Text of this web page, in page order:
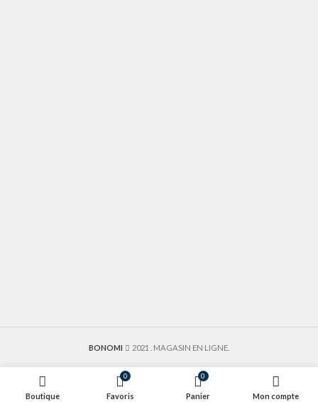
BONOMI 2021 . MAGASIN EN LIGNE.
Boutique
0
Favoris
0
Panier Mon compte